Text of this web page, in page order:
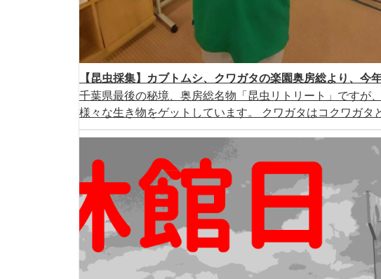
【昆虫採集】カブトムシ、クワガタの楽園奥房総より、今
千葉県最後の秘境、奥房総名物「昆虫リトリート」ですが
様々な生き物をゲットしています。 クワガタはコクワガ